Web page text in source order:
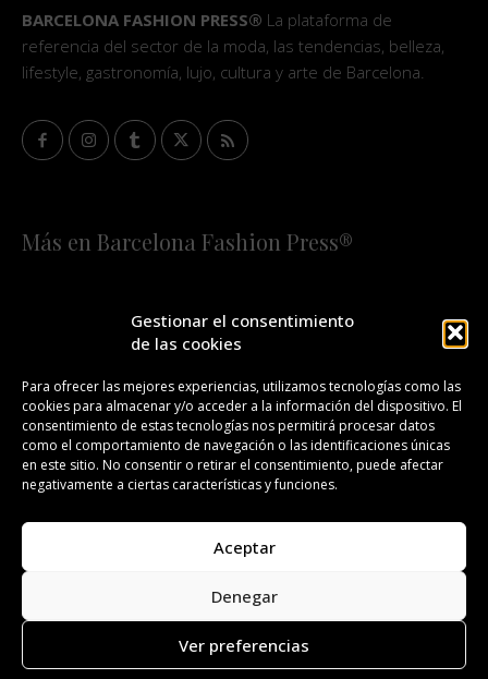
Gestionar el consentimiento
de las cookies
Para ofrecer las mejores experiencias, utilizamos tecnologías como las
cookies para almacenar y/o acceder a la información del dispositivo. El
consentimiento de estas tecnologías nos permitirá procesar datos
como el comportamiento de navegación o las identificaciones únicas
en este sitio. No consentir o retirar el consentimiento, puede afectar
negativamente a ciertas características y funciones.
Aceptar
Denegar
Ver preferencias
BARCELONA FASHION PRESS® La plataforma de
referencia del sector de la moda, las tendencias, belleza,
lifestyle, gastronomía, lujo, cultura y arte de Barcelona.
Más en Barcelona Fashion Press®
¡SUSCRÍBETE A NUESTRA FASHION NEWS!
CONTACTO REDACCIÓN PUBLICIDAD
ISSN 2385-4839 DL B 27443-2014
Todos los derechos reservados. Copyright 2008-2024.
Barcelona Fashion Press®/™ es una marca registrada.